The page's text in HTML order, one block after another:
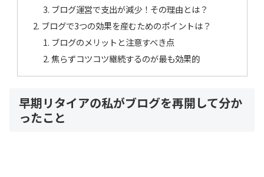
ブログ運営で支出が減少！その理由とは？
ブログで3つの効果を産むためのポイントは？
ブログのメリットと注意すべき点
焦らずコツコツ継続するのが最も効果的
早期リタイアの私がブログを再開して分か
ったこと